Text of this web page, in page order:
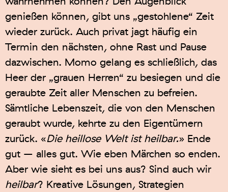
genießen können, gibt uns „gestohlene“ Zeit
wieder zurück. Auch privat jagt häufig ein
Termin den nächsten, ohne Rast und Pause
dazwischen. Momo gelang es schließlich, das
Heer der „grauen Herren“ zu besiegen und die
geraubte Zeit aller Menschen zu befreien.
Sämtliche Lebenszeit, die von den Menschen
geraubt wurde, kehrte zu den Eigentümern
zurück. «Die heillose Welt ist heilbar.» Ende
gut – alles gut. Wie eben Märchen so enden.
Aber wie sieht es bei uns aus? Sind auch wir
heilbar? Kreative Lösungen, Strategien